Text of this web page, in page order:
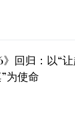
》回归：以“
为使命